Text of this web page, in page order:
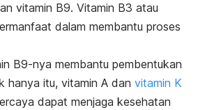
vitamin B9. Vitamin B3 atau
dalam membantu proses
B9-nya membantu pembentukan
hanya itu, vitamin A dan vitamin K
dapat menjaga kesehatan